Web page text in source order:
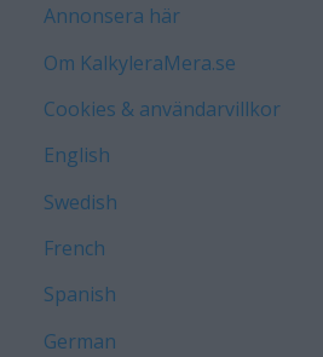
Annonsera här
Om KalkyleraMera.se
Cookies & användarvillkor
English
Swedish
French
Spanish
German